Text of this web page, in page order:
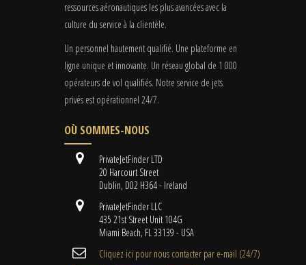
ressources aéronautiques les plus avancées avec la
culture du service à la clientèle.
Un personnel hautement qualifié. Une plateforme en
ligne unique et innovante. Un réseau global de 1 000
opérateurs de vol qualifiés. Notre service de jets
privés est opérationnel 24/7.
OÙ SOMMES-NOUS
PrivateJetFinder LTD
20 Harcourt Street
Dublin, D02 H364 - Ireland
PrivateJetFinder LLC
435 21st Street Unit 104G
Miami Beach, FL 33139 - USA
Cliquez ici pour nous contacter par e-mail (24/7)